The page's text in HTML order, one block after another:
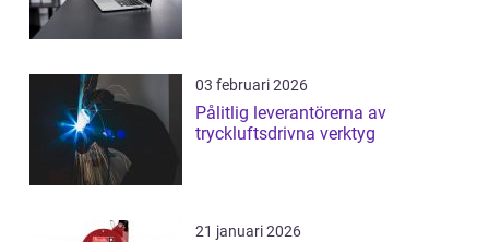
03 februari 2026
Pålitlig leverantörerna av
tryckluftsdrivna verktyg
21 januari 2026